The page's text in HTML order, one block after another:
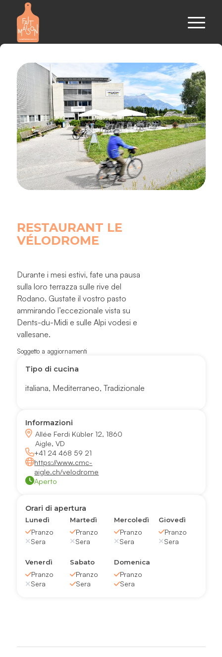
RESTAURANT LE
VÉLODROME
Durante i mesi estivi, fate una pausa
sulla loro terrazza sulle rive del
Rodano. Gustate il vostro pasto
ammirando l’eccezionale vista su
Dents-du-Midi e sulle Alpi vodesi e
vallesane.
Soggetto a aggiornamenti
Tipo di cucina
italiana, Mediterraneo,Tradizionale
Informazioni
Allée Ferdi Kübler 12, 1860
Aigle, VD
+41 24 468 59 21
https://www.cmc-
aigle.ch/velodrome
Aperto
Orari di apertura
Lunedì
Pranzo
Sera
Martedì
Pranzo
Sera
Mercoledì
Pranzo
Sera
Giovedì
Pranzo
Sera
Venerdì
Pranzo
Sera
Sabato
Pranzo
Sera
Domenica
Pranzo
Sera